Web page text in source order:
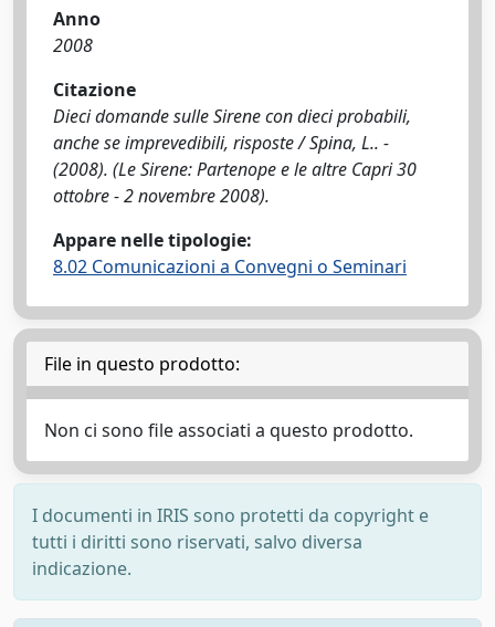
Anno
2008
Citazione
Dieci domande sulle Sirene con dieci probabili,
anche se imprevedibili, risposte / Spina, L.. -
(2008). (Le Sirene: Partenope e le altre Capri 30
ottobre - 2 novembre 2008).
Appare nelle tipologie:
8.02 Comunicazioni a Convegni o Seminari
File in questo prodotto:
Non ci sono file associati a questo prodotto.
I documenti in IRIS sono protetti da copyright e
tutti i diritti sono riservati, salvo diversa
indicazione.